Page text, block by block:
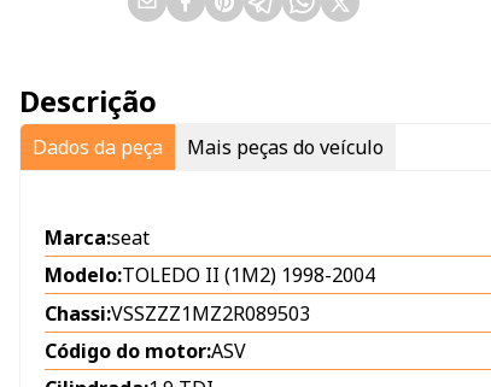
Descrição
Dados da peça Mais peças do veículo
Marca:seat
Modelo:TOLEDO II (1M2) 1998-2004
Chassi:VSSZZZ1MZ2R089503
Código do motor:ASV